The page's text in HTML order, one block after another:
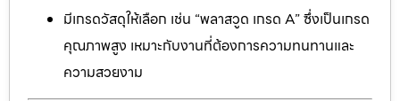
มีเกรดวัสดุให้เลือก เช่น “พลาสวูด เกรด A” ซึ่งเป็นเกรด
คุณภาพสูง เหมาะกับงานที่ต้องการความทนทานและ
ความสวยงาม